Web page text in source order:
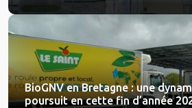
BioGNV en Bretagne : une
poursuit en cette fin d’année